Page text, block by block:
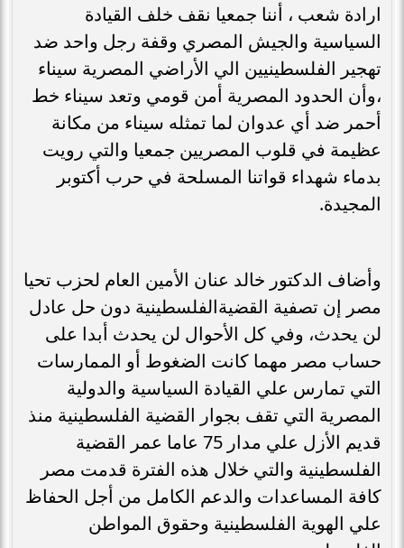
ارادة شعب ، أننا جمعيا نقف خلف القيادة
السياسية والجيش المصري وقفة رجل واحد ضد
تهجير الفلسطينيين الي الأراضي المصرية سيناء
،وأن الحدود المصرية أمن قومي وتعد سيناء خط
أحمر ضد أي عدوان لما تمثله سيناء من مكانة
عظيمة في قلوب المصريين جمعيا والتي رويت
بدماء شهداء قواتنا المسلحة في حرب أكتوبر
المجيدة.
وأضاف الدكتور خالد عنان الأمين العام لحزب تحيا
مصر إن تصفية القضيةالفلسطينية دون حل عادل
لن يحدث، وفي كل الأحوال لن يحدث أبدا على
حساب مصر مهما كانت الضغوط أو الممارسات
التي تمارس علي القيادة السياسية والدولية
المصرية التي تقف بجوار القضية الفلسطينية منذ
قديم الأزل علي مدار 75 عاما عمر القضية
الفلسطينية والتي خلال هذه الفترة قدمت مصر
كافة المساعدات والدعم الكامل من أجل الحفاظ
علي الهوية الفلسطينية وحقوق المواطن